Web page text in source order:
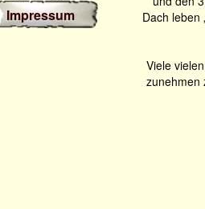
Impressum
Dach leben
Viele
zunehmen